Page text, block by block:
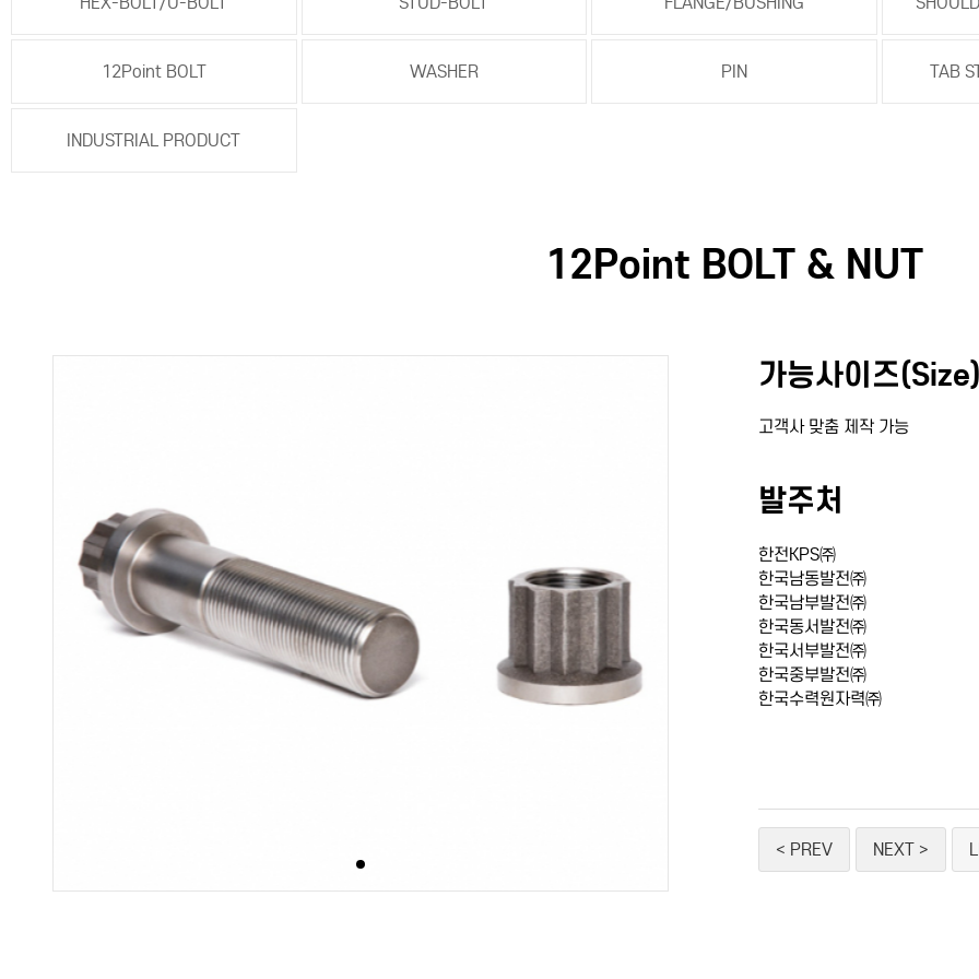
12Point BOLT WASHER PIN TAB
INDUSTRIAL PRODUCT
12Point BOLT & NUT
가능사이즈
고객사 맞춤 제작 가능
발주처
한전KPS㈜
한국남동발전㈜
한국남부발전㈜
한국동서발전㈜
한국서부발전㈜
한국중부발전㈜
한국수력원자력㈜
< PREV NEXT >